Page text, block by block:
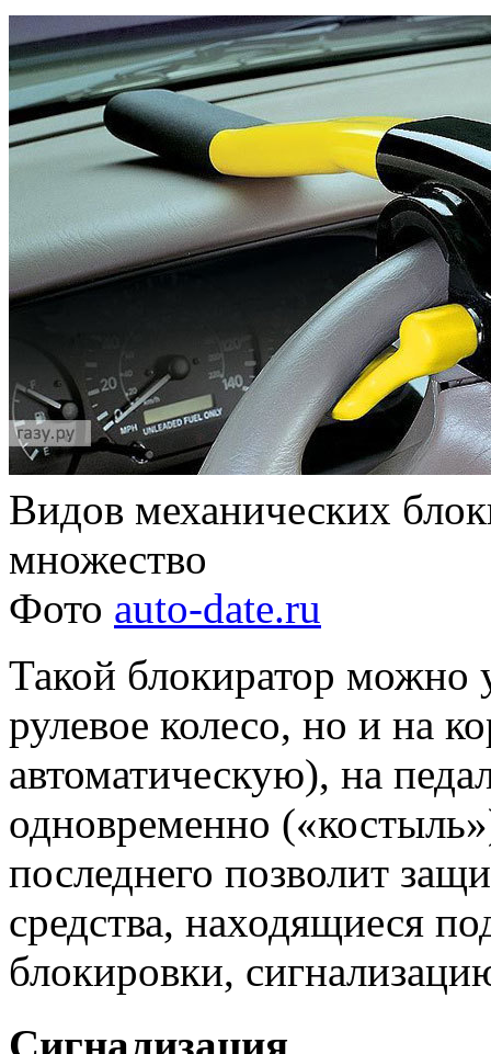
Видов механических
множество
Фото auto-date.ru
Такой блокиратор можно
рулевое колесо, но и на
автоматическую), на
одновременно
последнего позволит
средства, находящиеся
блокировки,
Сигнализация